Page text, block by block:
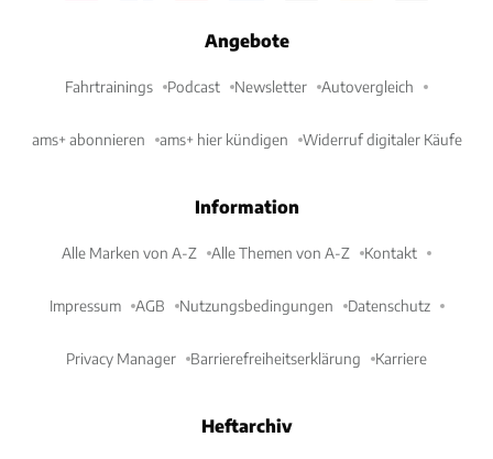
Angebote
Fahrtrainings Podcast Newsletter Autovergleich
ams+ abonnieren ams+ hier kündigen Widerruf digitaler Käufe
Information
Alle Marken von A-Z Alle Themen von A-Z Kontakt
Impressum AGB Nutzungsbedingungen Datenschutz
Privacy Manager Barrierefreiheitserklärung Karriere
Heftarchiv